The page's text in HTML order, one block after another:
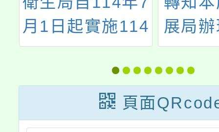
月1日起實施114
年帶狀疱疹疫苗
接種補助計畫
展局
市政
方位
114
知一
頁面